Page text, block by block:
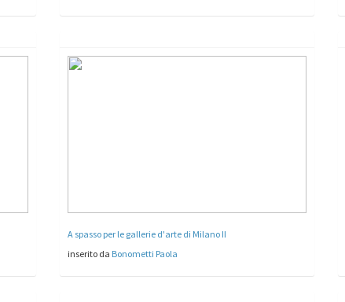
A spasso per le gallerie d'arte di Milano II
inserito da Bonometti Paola